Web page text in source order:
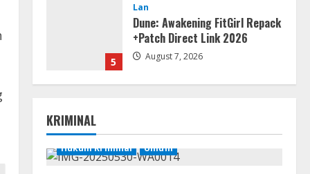
5
Lan
Dune: Awakening FitGirl Repack
+Patch Direct Link 2026
August 7, 2026
1 August 8, 2026
KRIMINAL
Hukum Kriminal Umum